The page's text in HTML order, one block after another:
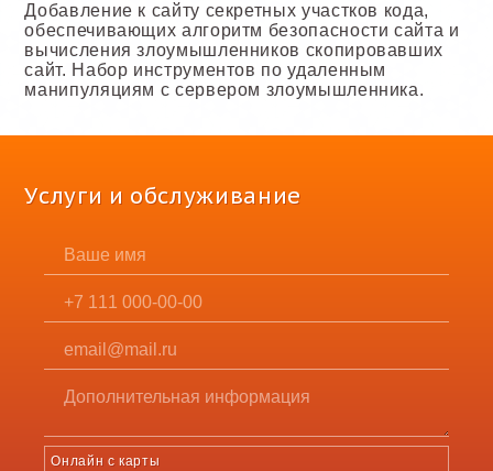
Услуги и обслуживание
Онлайн с карты
Добавление к сайту секретных участков кода,
обеспечивающих алгоритм безопасности сайта и
вычисления злоумышленников скопировавших
сайт. Набор инструментов по удаленным
манипуляциям с сервером злоумышленника.